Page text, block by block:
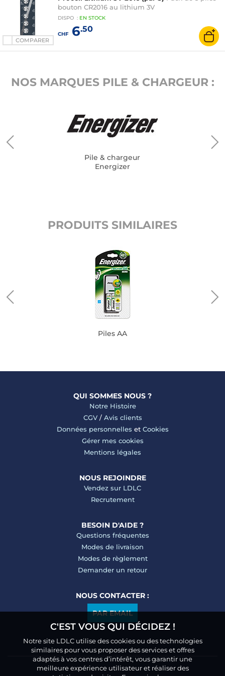
COMPARER
bouton CR2016 au lithium 3V
DISPO : EN STOCK
CHF6.50
NOS MARQUES PILE & CHARGEUR :
Pile & chargeur
Energizer
PRODUITS SIMILAIRES
Piles AA
QUI SOMMES NOUS ?
Notre Histoire
CGV/ Avis clients
Données personnelles et Cookies
Gérer mes cookies
Mentions légales
NOUS REJOINDRE
Vendez sur LDLC
Recrutement
BESOIN D'AIDE ?
Questions fréquentes
Modes de livraison
Modes de règlement
Demander un retour
NOUS CONTACTER :
PAR EMAIL
C'EST VOUS QUI DÉCIDEZ !
Notre site LDLC utilise des cookies ou des technologies
similaires pour vous proposer des services et offres
adaptés à vos centres d’intérêt, vous garantir une
meilleure expérience utilisateur et réaliser des